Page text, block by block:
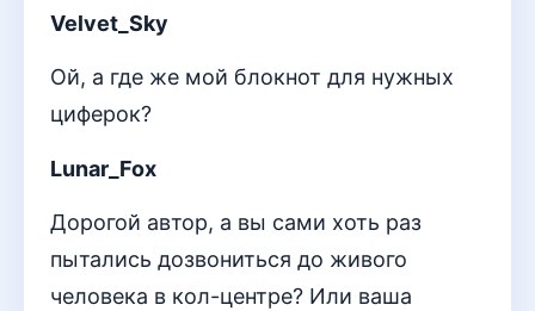
Velvet_Sky
Ой, а где же мой блокнот для нужных
циферок?
Lunar_Fox
Дорогой автор, а вы сами хоть раз
пытались дозвониться до живого
человека в кол-центре? Или ваша